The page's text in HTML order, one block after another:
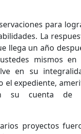
para
La
llega un año
mismos en
en su
el expediente,
su cuenta de
proyectos